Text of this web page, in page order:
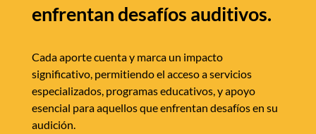
enfrentan desafíos auditivos.
Cada aporte cuenta y marca un impacto
significativo, permitiendo el acceso a servicios
especializados, programas educativos, y apoyo
esencial para aquellos que enfrentan desafíos en su
audición.